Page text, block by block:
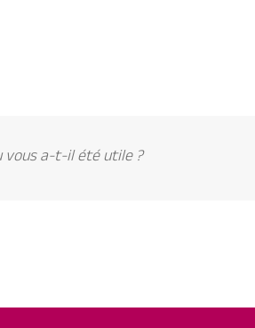
vous a-t-il été utile ?